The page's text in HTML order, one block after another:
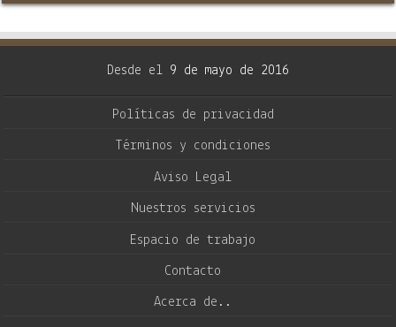
Desde el 9 de mayo de 2016
Políticas de privacidad
Términos y condiciones
Aviso Legal
Nuestros servicios
Espacio de trabajo
Contacto
Acerca de..